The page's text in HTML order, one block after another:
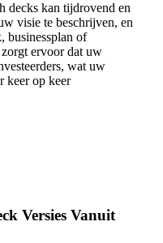
decks kan tijdrovend en
visie te beschrijven, en
businessplan of
ervoor dat uw
wat uw
keer op keer
Versies Vanuit